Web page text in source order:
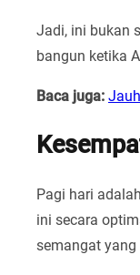
Jadi, ini bukan
bangun ketika
Baca juga:
Pagi hari
ini secara
semangat